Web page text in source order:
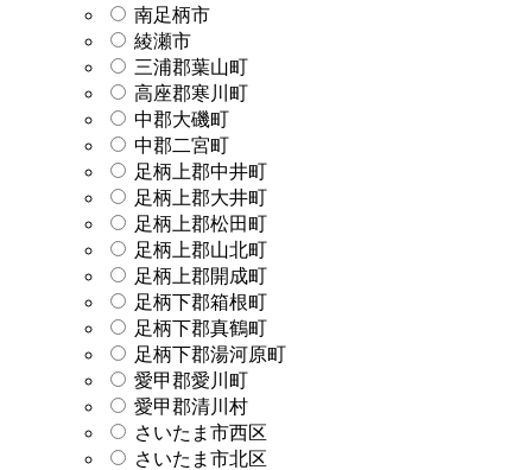
南足柄市
綾瀬市
三浦郡葉山町
高座郡寒川町
中郡大磯町
中郡二宮町
足柄上郡中井町
足柄上郡大井町
足柄上郡松田町
足柄上郡山北町
足柄上郡開成町
足柄下郡箱根町
足柄下郡真鶴町
足柄下郡湯河原町
愛甲郡愛川町
愛甲郡清川村
さいたま市西区
さいたま市北区